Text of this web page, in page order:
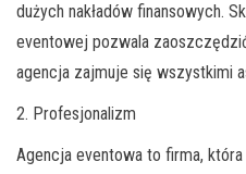
dużych nakładów finansowych.
eventowej pozwala
agencja zajmuje się wszystkimi
2. Profesjonalizm
Agencja eventowa to firma,